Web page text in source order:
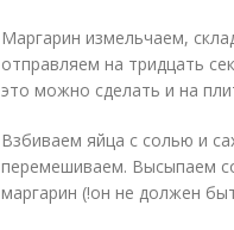
Маргарин измельчаем,
отправляем на тридцать
это можно сделать и на
Взбиваем яйца с солью и
перемешиваем. Высыпаем
маргарин (!он не должен